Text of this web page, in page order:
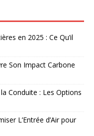
en 2025 : Ce Qu’il
Son Impact Carbone
Conduite : Les Options
L’Entrée d’Air pour